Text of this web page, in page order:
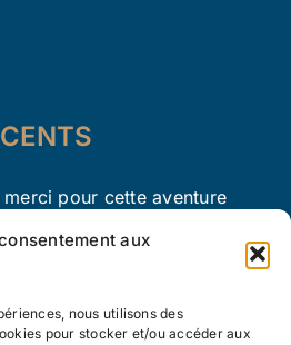
aux
nous utilisons des
pour stocker et/ou accéder aux
merci pour cette aventure
!
2024 !
le jeu chez les tout petits